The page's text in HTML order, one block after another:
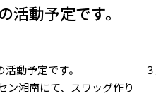
活動予定です。
の活動予定です。 ３月
セン湘南にて、スワッグ